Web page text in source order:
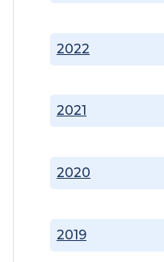
2019
2020
2021
2022